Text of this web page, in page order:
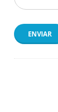
ENVIAR